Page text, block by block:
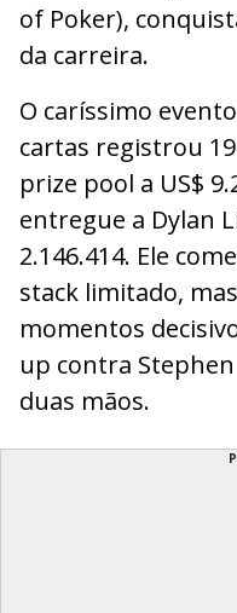
of Poker),
da carreira.
O caríssimo
cartas registrou
prize pool a US$
entregue a Dylan
2.146.414. Ele
stack limitado,
momentos
up contra
duas mãos.